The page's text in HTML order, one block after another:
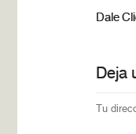
Dale
Deja
Tu